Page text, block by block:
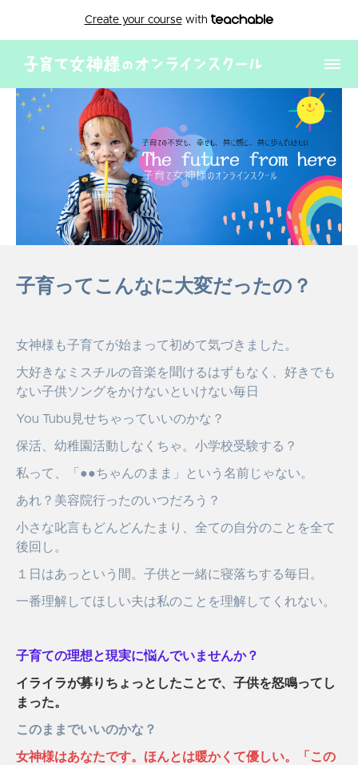
Create your coursewith
子育ってこんなに大変だったの？
女神様も子育てが始まって初めて気づきました。
大好きなミスチルの音楽を聞けるはずもなく、好きでも
ない子供ソングをかけないといけない毎日
You Tubu見せちゃっていいのかな？
保活、幼稚園活動しなくちゃ。小学校受験する？
私って、「●●ちゃんのまま」という名前じゃない。
あれ？美容院行ったのいつだろう？
小さな叱言もどんどんたまり、全ての自分のことを全て
後回し。
１日はあっという間。子供と一緒に寝落ちする毎日。
一番理解してほしい夫は私のことを理解してくれない。
子育ての理想と現実に悩んでいませんか？
イライラが募りちょっとしたことで、子供を怒鳴ってし
まった。
このままでいいのかな？
女神様はあなたです。ほんとは暖かくて優しい。「この